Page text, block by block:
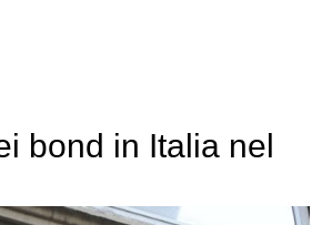
bond in Italia nel